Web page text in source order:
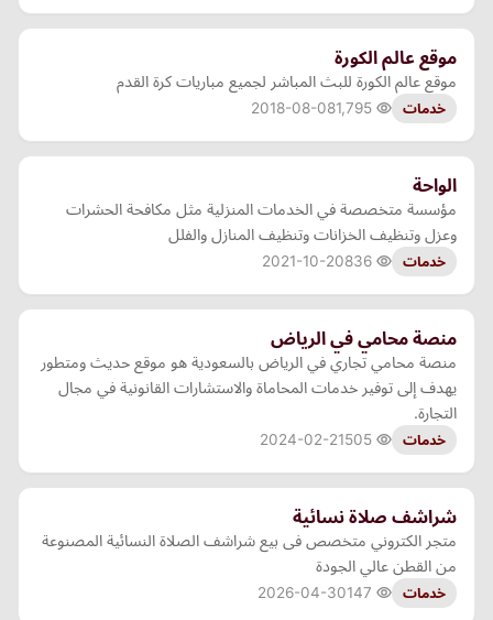
موقع عالم الكورة
موقع عالم الكورة للبث المباشر لجميع مباريات كرة القدم
خدمات 2018-08-08
الواحة
مؤسسة متخصصة في الخدمات المنزلية مثل مكافحة الحشرات
وعزل وتنظيف الخزانات وتنظيف المنازل والفلل
خدمات 2021-10-20
منصة محامي في الرياض
منصة محامي تجاري في الرياض بالسعودية هو موقع حديث ومتطور
يهدف إلى توفير خدمات المحاماة والاستشارات القانونية في مجال
التجارة.
خدمات 2024-02-21
شراشف صلاة نسائية
متجر الكتروني متخصص فى بيع شراشف الصلاة النسائية المصنوعة
من القطن عالي الجودة
خدمات 2026-04-30